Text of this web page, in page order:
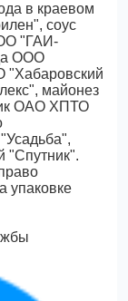
в краевом
соус
"ГАИ-
ООО
"Хабаровский
майонез
ОАО ХПТО
"Спутник".
упаковке